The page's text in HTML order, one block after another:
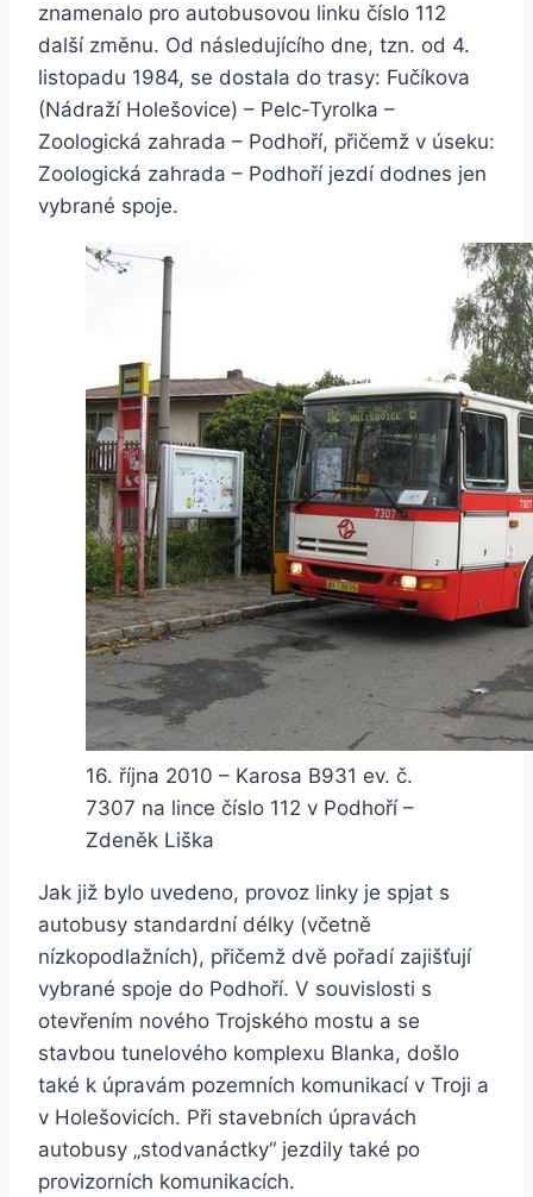
znamenalo pro autobusovou linku číslo 112
další změnu. Od následujícího dne, tzn. od 4.
listopadu 1984, se dostala do trasy: Fučíkova
(Nádraží Holešovice) – Pelc-Tyrolka –
Zoologická zahrada – Podhoří, přičemž v úseku:
Zoologická zahrada – Podhoří jezdí dodnes jen
vybrané spoje.
16. října 2010 – Karosa B931 ev. č.
7307 na lince číslo 112 v Podhoří –
Zdeněk Liška
Jak již bylo uvedeno, provoz linky je spjat s
autobusy standardní délky (včetně
nízkopodlažních), přičemž dvě pořadí zajišťují
vybrané spoje do Podhoří. V souvislosti s
otevřením nového Trojského mostu a se
stavbou tunelového komplexu Blanka, došlo
také k úpravám pozemních komunikací v Troji a
v Holešovicích. Při stavebních úpravách
autobusy „stodvanáctky“ jezdily také po
provizorních komunikacích.